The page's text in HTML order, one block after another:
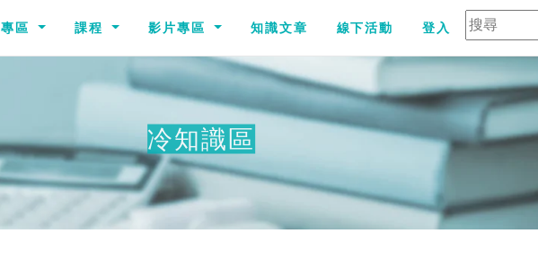
區 課程 影片專區 知識文章 線下活動 登入
冷知識區